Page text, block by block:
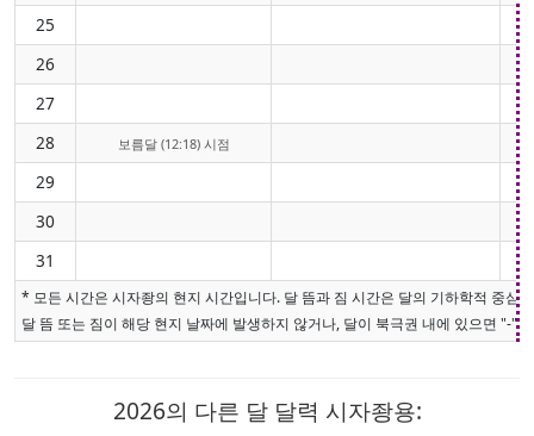
25
26
27
28
보름달 (12:18) 시점
29
30
31
* 모든 시간은 시자좡의 현지 시간입니다. 달 뜸과 짐 시간은 달의 기하학적 중심
달 뜸 또는 짐이 해당 현지 날짜에 발생하지 않거나, 달이 북극권 내에 있으면 "-"
2026의 다른 달 달력 시자좡용: